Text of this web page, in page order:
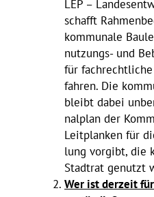
LEP –
schafft
kommu­nale
nut­zungs- und
für
fahren. Die
bleibt dabei
nal­plan der
Leit­planken für
lung vorgibt, die
Stadtrat genutzt
Wer ist derzeit